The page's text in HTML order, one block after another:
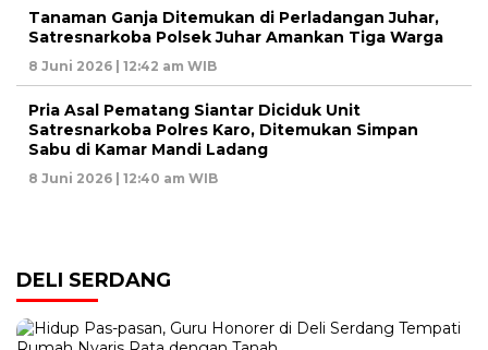
Tanaman Ganja Ditemukan di Perladangan Juhar,
Satresnarkoba Polsek Juhar Amankan Tiga Warga
8 Juni 2026 | 12:42 am WIB
Pria Asal Pematang Siantar Diciduk Unit
Satresnarkoba Polres Karo, Ditemukan Simpan
Sabu di Kamar Mandi Ladang
8 Juni 2026 | 12:40 am WIB
DELI SERDANG